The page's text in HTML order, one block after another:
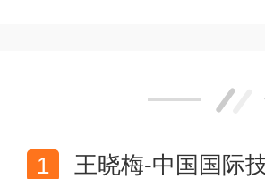
王晓梅-中国国际